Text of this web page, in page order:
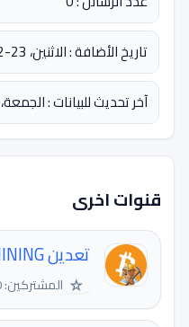
تاريخ الأضافة : الاثنين، 23-12-2019
آخر تحديث للبيانات : الجمعة، 27-02-2026 08:16:14 مساءً
قنوات اخرى
تعدين MINING العرب ARAB
☆ المشتركين: 140